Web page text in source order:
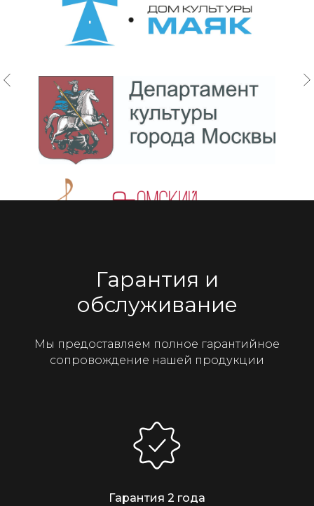
Гарантия и
обслуживание
Мы предоставляем полное гарантийное
сопровождение нашей продукции
Гарантия 2 года